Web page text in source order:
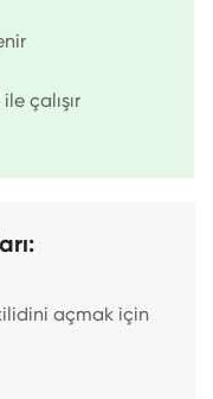
çalışır
açmak için